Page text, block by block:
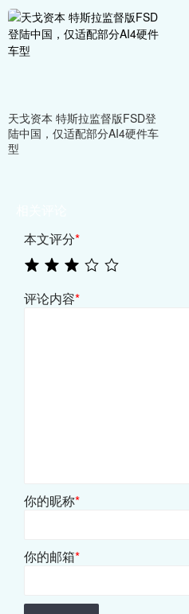
天戈资本 特斯拉监督版FSD登
陆中国，仅适配部分AI4硬件车
型
本文评分*
评论内容*
你的昵称*
你的邮箱*